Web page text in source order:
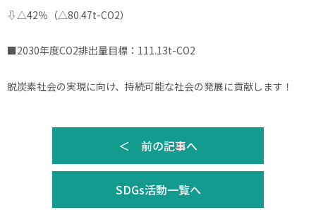
⇩△42％（△80.47t-CO2）
■2030年度CO2排出量目標：111.13t-CO2
脱炭素社会の実現に向け、持続可能な社会の発展に貢献します！
＜ 前の記事へ
SDGs活動一覧へ